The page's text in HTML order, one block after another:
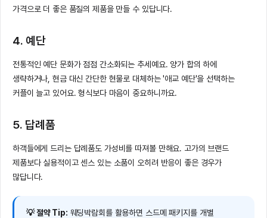
가격으로 더 좋은 품질의 제품을 만들 수 있답니다.
4. 예단
전통적인 예단 문화가 점점 간소화되는 추세예요. 양가 합의 하에
생략하거나, 현금 대신 간단한 현물로 대체하는 '애교 예단'을 선택하는
커플이 늘고 있어요. 형식보다 마음이 중요하니까요.
5. 답례품
하객들에게 드리는 답례품도 가성비를 따져볼 만해요. 고가의 브랜드
제품보다 실용적이고 센스 있는 소품이 오히려 반응이 좋은 경우가
많답니다.
💡 절약 Tip: 웨딩박람회를 활용하면 스드메 패키지를 개별